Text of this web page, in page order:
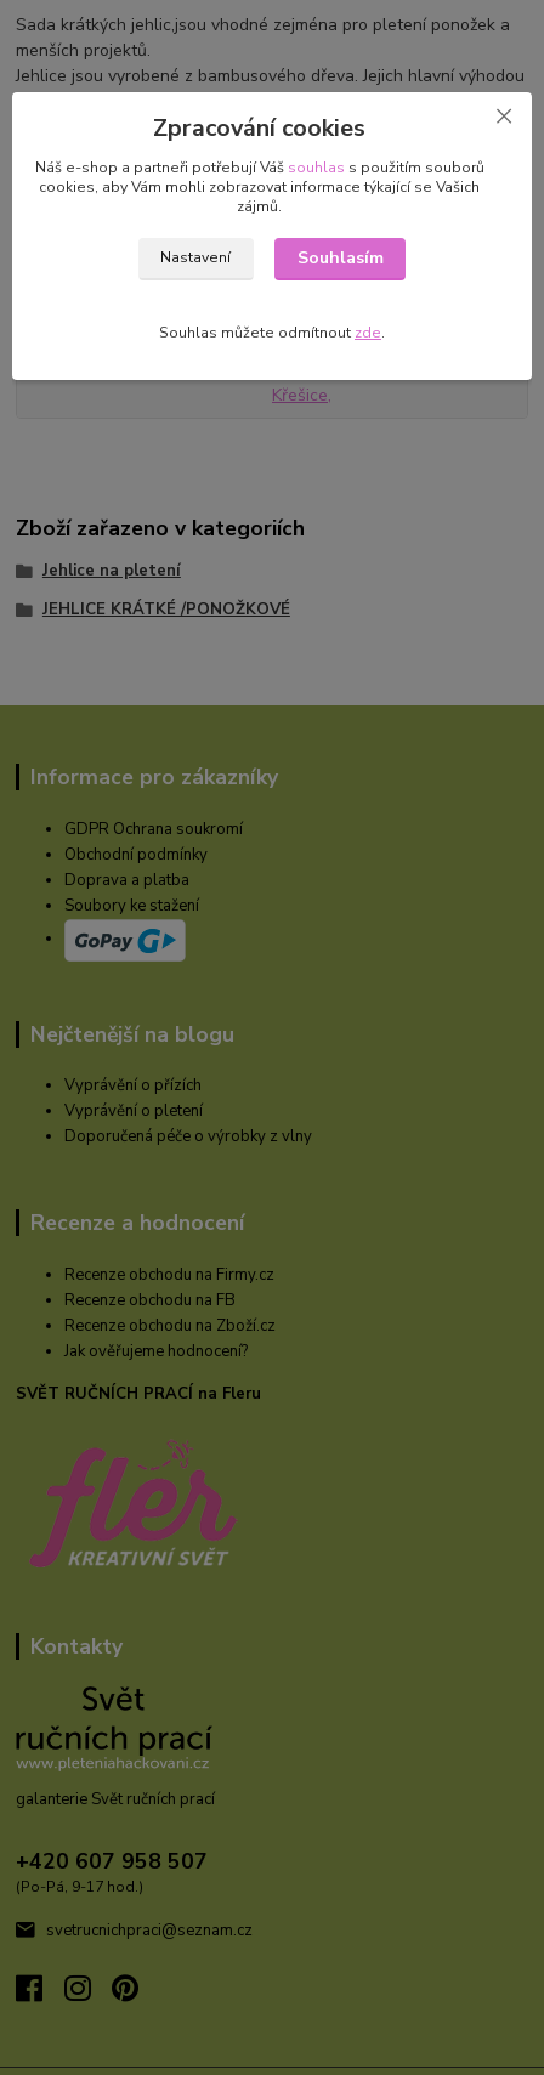
Sada krátkých jehlic,jsou vhodné zejména pro pletení ponožek a
menších projektů.
Jehlice jsou vyrobené z bambusového dřeva. Jejich hlavní výhodou
stabilita a lehkost.Velmi příjemné do ruky.
Sada obsahuje 5 jehlic.
Výrobce/dovozce
PONY/VLNA-HEP s.r.o. Polní
Křešice,
Zboží zařazeno v kategoriích
Jehlice na pletení
JEHLICE KRÁTKÉ /PONOŽKOVÉ
Informace pro zákazníky
GDPR Ochrana soukromí
Obchodní podmínky
Doprava a platba
Soubory ke stažení
Nejčtenější na blogu
Vyprávění o přízích
Vyprávění o pletení
Doporučená péče o výrobky z vlny
Recenze a hodnocení
Recenze obchodu na Firmy.cz
Recenze obchodu na FB
Recenze obchodu na Zboží.cz
Jak ověřujeme hodnocení?
SVĚT RUČNÍCH PRACÍ na Fleru
Kontakty
galanterie Svět ručních prací
+420 607 958 507
(Po-Pá, 9-17 hod.)
svetrucnichpraci@seznam.cz
Zpracování cookies
Náš e-shop a partneři potřebují Váš souhlas s použitím souborů
cookies, aby Vám mohli zobrazovat informace týkající se Vašich
zájmů.
Nastavení Souhlasím
Souhlas můžete odmítnout zde.